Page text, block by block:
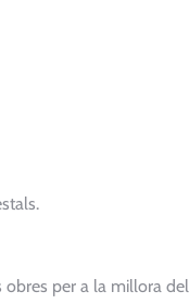
obres per a la millora del